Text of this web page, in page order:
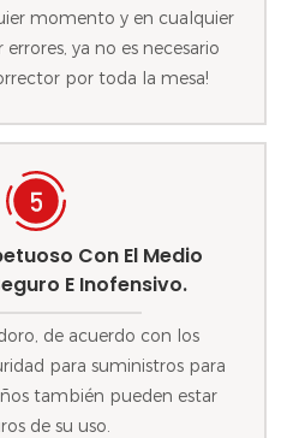
momento y en cualquier
ya no es necesario
por toda la mesa!
Con El Medio
E Inofensivo.
de acuerdo con los
para suministros para
también pueden estar
de su uso.